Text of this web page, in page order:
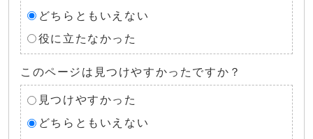
どちらともいえない
役に立たなかった
このページは見つけやすかったですか？
見つけやすかった
どちらともいえない